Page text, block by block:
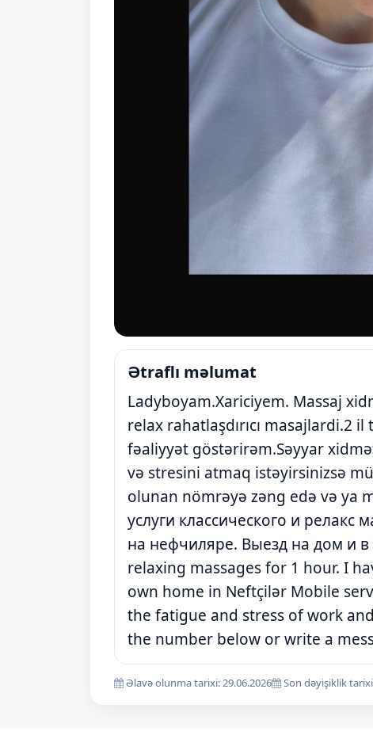
Ətraflı məlumat
Ladyboyam.Xariciyem. Massaj
relax rahatlaşdırıcı masajlardi.2
fəaliyyət göstərirəm.Səyyar
və stresini atmaq istəyirsinizsə
olunan nömrəyə zəng edə və ya
услуги классического и релакс
на нефчиляре. Выезд на дом и в
relaxing massages for 1 hour. I
own home in Neftçilər Mobile
the fatigue and stress of work
the number below or write a
Əlavə olunma tarixi: 29.06.2026 Son dəyişiklik